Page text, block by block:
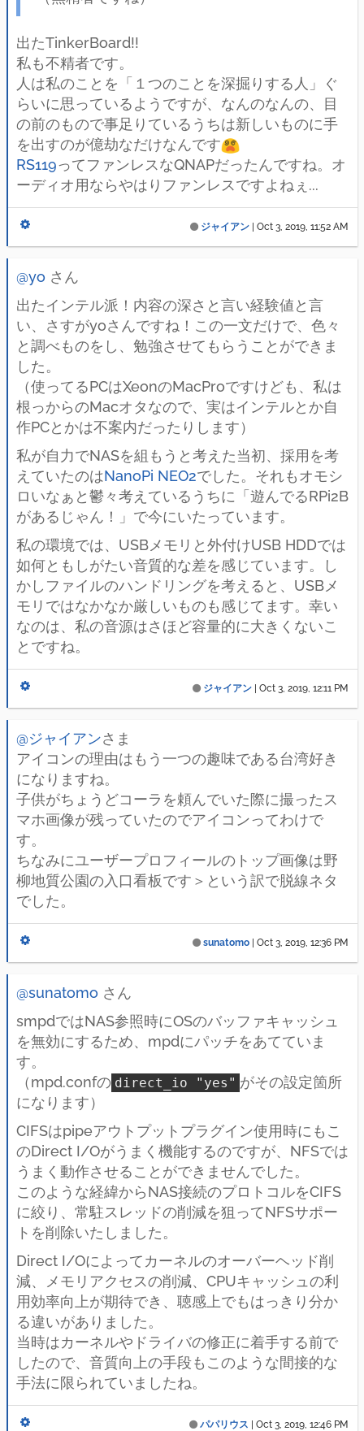
出たTinkerBoard!!
私も不精者です。
人は私のことを「１つのことを深掘りする人」ぐ
らいに思っているようですが、なんのなんの、目
の前のもので事足りているうちは新しいものに手
を出すのが億劫なだけなんです
RS119ってファンレスなQNAPだったんですね。オ
ーディオ用ならやはりファンレスですよねぇ...
ジャイアン Oct 3, 2019, 11:52 AM
@yo さん
出たインテル派！内容の深さと言い経験値と言
い、さすがyoさんですね！この一文だけで、色々
と調べものをし、勉強させてもらうことができま
した。
（使ってるPCはXeonのMacProですけども、私は
根っからのMacオタなので、実はインテルとか自
作PCとかは不案内だったりします）
私が自力でNASを組もうと考えた当初、採用を考
えていたのはNanoPi NEO2でした。それもオモシ
ロいなぁと鬱々考えているうちに「遊んでるRPi2B
があるじゃん！」で今にいたっています。
私の環境では、USBメモリと外付けUSB HDDでは
如何ともしがたい音質的な差を感じています。し
かしファイルのハンドリングを考えると、USBメ
モリではなかなか厳しいものも感じてます。幸い
なのは、私の音源はさほど容量的に大きくないこ
とですね。
ジャイアン Oct 3, 2019, 12:11 PM
@ジャイアンさま
アイコンの理由はもう一つの趣味である台湾好き
になりますね。
子供がちょうどコーラを頼んでいた際に撮ったス
マホ画像が残っていたのでアイコンってわけで
す。
ちなみにユーザープロフィールのトップ画像は野
柳地質公園の入口看板です＞という訳で脱線ネタ
でした。
sunatomo Oct 3, 2019, 12:36 PM
@sunatomo さん
smpdではNAS参照時にOSのバッファキャッシュ
を無効にするため、mpdにパッチをあてていま
す。
（mpd.confの direct_io "yes" がその設定箇所
になります）
CIFSはpipeアウトプットプラグイン使用時にもこ
のDirect I/Oがうまく機能するのですが、NFSでは
うまく動作させることができませんでした。
このような経緯からNAS接続のプロトコルをCIFS
に絞り、常駐スレッドの削減を狙ってNFSサポー
トを削除いたしました。
Direct I/Oによってカーネルのオーバーヘッド削
減、メモリアクセスの削減、CPUキャッシュの利
用効率向上が期待でき、聴感上でもはっきり分か
る違いがありました。
当時はカーネルやドライバの修正に着手する前で
したので、音質向上の手段もこのような間接的な
手法に限られていましたね。
パパリウス Oct 3, 2019, 12:46 PM